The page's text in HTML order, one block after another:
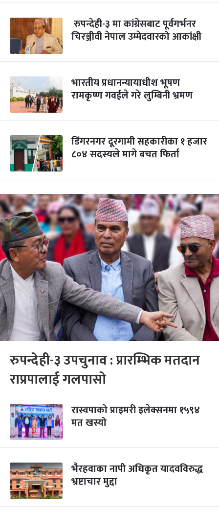
रुपन्देही-३ मा कांग्रेसबाट पूर्वगर्भनर
चिरञ्जीवी नेपाल उम्मेदवारको आकांक्षी
भारतीय प्रधानन्यायाधीश भूषण
रामकृष्ण गवईले गरे लुम्बिनी भ्रमण
डिंगरनगर दूरगामी सहकारीका १ हजार
८०४ सदस्यले मागे बचत फिर्ता
रुपन्देही-३ उपचुनाव : प्रारम्भिक मतदान
राप्रपालाई गलपासो
रास्वपाको प्राइमरी इलेक्सनमा १५९४
मत खस्यो
भैरहवाका नापी अधिकृत यादवविरुद्ध
भ्रष्टाचार मुद्दा